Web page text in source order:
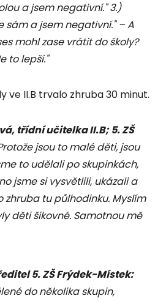
a jsem negativní." 3.)
sám a jsem negativní." – A
mohl zase vrátit do školy?
to lepší."
ve II.B trvalo zhruba 30 minut.
třídní učitelka II.B; 5. ZŠ
jsou to malé děti, jsou
to udělali po skupinkách,
jsme si vysvětlili, ukázali a
tu půlhodinku. Myslím
děti šikovné. Samotnou mě
5. ZŠ Frýdek-Místek:
do několika skupin,